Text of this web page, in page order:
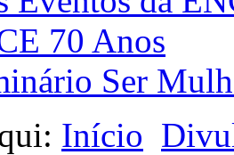
70 Anos
Ser
Início